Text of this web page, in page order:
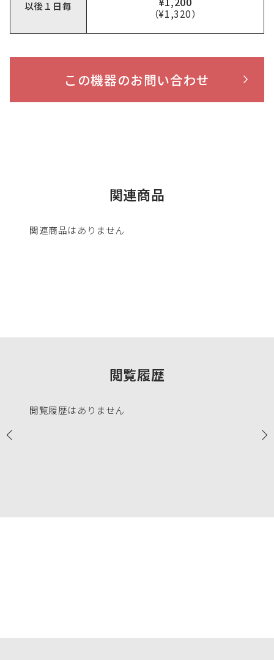
以後１日毎
（¥1,320）
この機器のお問い合わせ
関連商品
関連商品はありません
閲覧履歴
閲覧履歴はありません